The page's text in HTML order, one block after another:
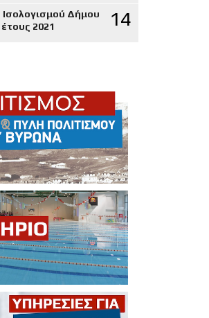
Ισολογισμού Δήμου
2021
14